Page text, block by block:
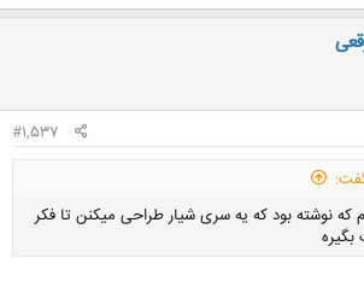
#1,537
نوشته بود که یه سری شیار طراحی میکنن تا فکر